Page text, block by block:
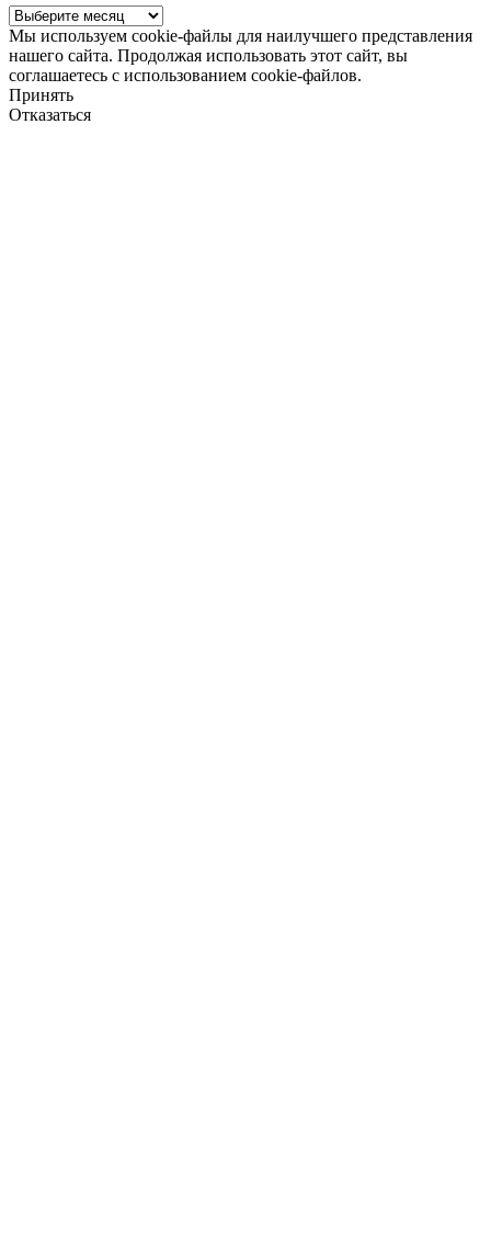
Архив
новостей
Мы используем cookie-файлы для наилучшего представления
нашего сайта. Продолжая использовать этот сайт, вы
соглашаетесь с использованием cookie-файлов.
Принять
Отказаться